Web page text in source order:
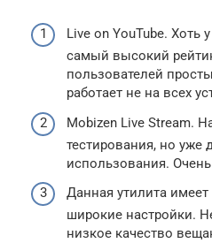
Live on YouTube. Хоть
самый высокий
пользователей
работает не на всех
Mobizen Live Stream.
тестирования, но уже
использования.
Данная утилита
широкие настройки.
низкое качество